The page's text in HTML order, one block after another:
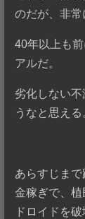
のだが、非常
40年以上も
アルだ。
劣化しない
うなと思える
あらすじま
金稼ぎで、
ドロイドを